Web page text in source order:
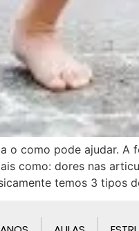
o como pode ajudar.
como: dores nas
temos 3 tipos